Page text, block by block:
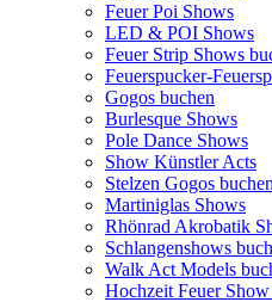
Feuer Poi Shows
LED & POI Shows
Feuer Strip Shows
Feuerspucker-
Gogos buchen
Burlesque Shows
Pole Dance Shows
Show Künstler Acts
Stelzen Gogos buchen
Martiniglas Shows
Rhönrad Akrobatik
Schlangenshows
Walk Act Models
Hochzeit Feuer